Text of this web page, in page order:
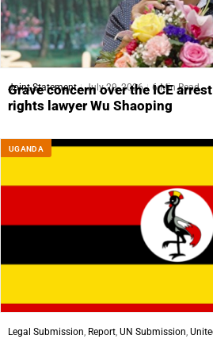
Joint Statement July 29, 2026 6 Min Read
Grave concern over the ICE
rights lawyer Wu Shaoping
UGANDA
Legal Submission Report UN Submission